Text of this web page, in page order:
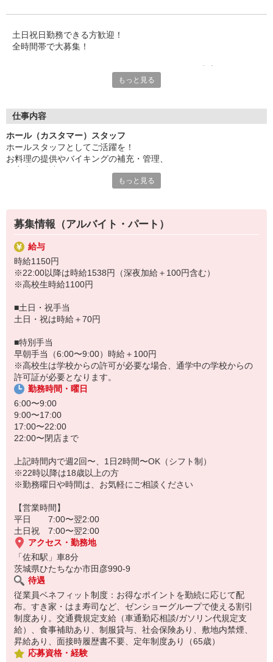
土日祝日勤務できる方歓迎！
全時間帯で大募集！
サラダやスープ、カレー、デザートなど・・・
お子様からお年寄りまで幅広いお客様にご利用いただいています
現在、ホールスタッフを募集中◎
丁寧なレクチャーがあるので未経験でも安心！
学生・主婦・フリーター・Wワーカーなど、幅広く活躍中。
みんなライフスタイルに合わせて働いていますよ。
〜 ゼンショーグループのご紹介 〜
ココス、ジョリーパスタ、すき家、なか卯などの外食事業を運
営！
フード業世界一を目指して、日々邁進しています。
もっと見る
仕事内容
ホール（カスタマー）スタッフ
ホールスタッフとしてご活躍を！
お料理の提供やバイキングの補充・管理、
もっと見る
募集情報（アルバイト・パート）
給与
時給1150円
※22:00以降は時給1538円（深夜加給＋100円含む）
※高校生時給1100円
■土日・祝手当
土日・祝は時給＋70円
■特別手当
早朝手当（6:00〜9:00）時給＋100円
※高校生は学校からの許可が必要な場合、通学中の学校からの
許可証が必要となります。
勤務時間・曜日
6:00〜9:00
9:00〜17:00
17:00〜22:00
22:00〜閉店まで
上記時間内で週2回〜、1日2時間〜OK（シフト制）
※22時以降は18歳以上の方
※勤務曜日や時間は、お気軽にご相談ください
【営業時間】
平日 7:00〜翌2:00
土日祝 7:00〜翌2:00
アクセス・勤務地
「佐和駅」車8分
茨城県ひたちなか市田彦990-9
待遇
従業員ベネフィット制度：お得なポイントを勤続に応じて配
布。すき家・はま寿司など、ゼンショーグループで使える割引
制度あり。交通費規定支給（車通勤応相談/ガソリン代規定支
給）、食事補助あり、制服貸与、社会保険あり、敷地内禁煙、
昇給あり、面接時履歴書不要、定年制度あり（65歳）
応募資格・経験